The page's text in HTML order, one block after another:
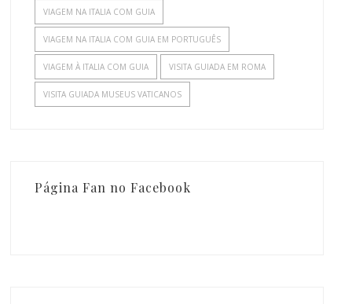
VIAGEM NA ITALIA COM GUIA
VIAGEM NA ITALIA COM GUIA EM PORTUGUÊS
VIAGEM À ITALIA COM GUIA VISITA GUIADA EM ROMA
VISITA GUIADA MUSEUS VATICANOS
Página Fan no Facebook